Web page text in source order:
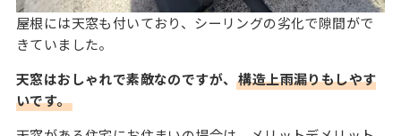
屋根には天窓も付いており、シーリングの劣化で隙間がで
きていました。
天窓はおしゃれで素敵なのですが、構造上雨漏りもしやす
いです。